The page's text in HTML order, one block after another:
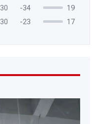
30 -34
19
30 -23 17